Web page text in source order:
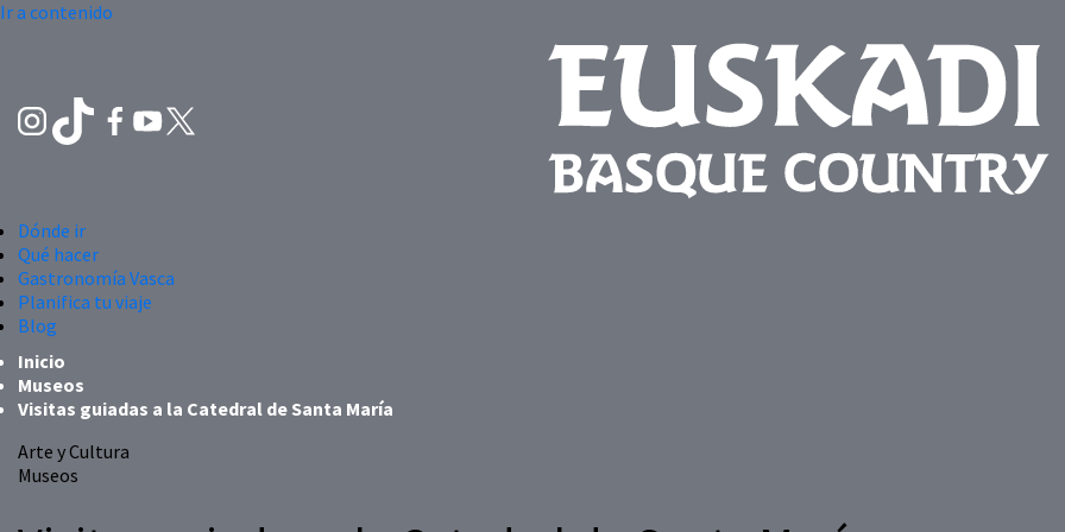
Ir a contenido
Dónde ir
Qué hacer
Gastronomía Vasca
Planifica tu viaje
Blog
Inicio
Museos
Visitas guiadas a la Catedral de Santa María
Arte y Cultura
Museos